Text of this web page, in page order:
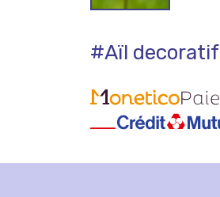
#Aïl decoratif